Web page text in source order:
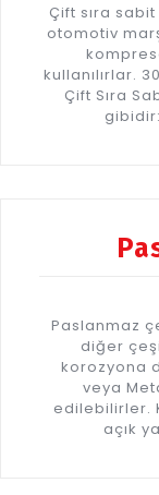
Çift sıra
otomotiv
kullanılırlar.
Çift Sıra
Paslanmaz
diğer
korozyona
veya
edilebilirler.
açık